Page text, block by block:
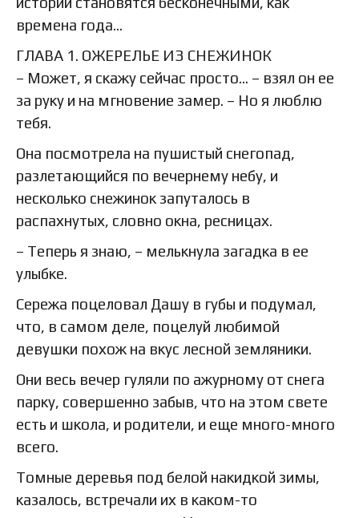
времена года...
ГЛАВА 1. ОЖЕРЕЛЬЕ ИЗ СНЕЖИНОК
– Может, я скажу сейчас просто... – взял он ее
за руку и на мгновение замер. – Но я люблю
тебя.
Она посмотрела на пушистый снегопад,
разлетающийся по вечернему небу, и
несколько снежинок запуталось в
распахнутых, словно окна, ресницах.
– Теперь я знаю, – мелькнула загадка в ее
улыбке.
Сережа поцеловал Дашу в губы и подумал,
что, в самом деле, поцелуй любимой
девушки похож на вкус лесной земляники.
Они весь вечер гуляли по ажурному от снега
парку, совершенно забыв, что на этом свете
есть и школа, и родители, и еще много-много
всего.
Томные деревья под белой накидкой зимы,
казалось, встречали их в каком-то